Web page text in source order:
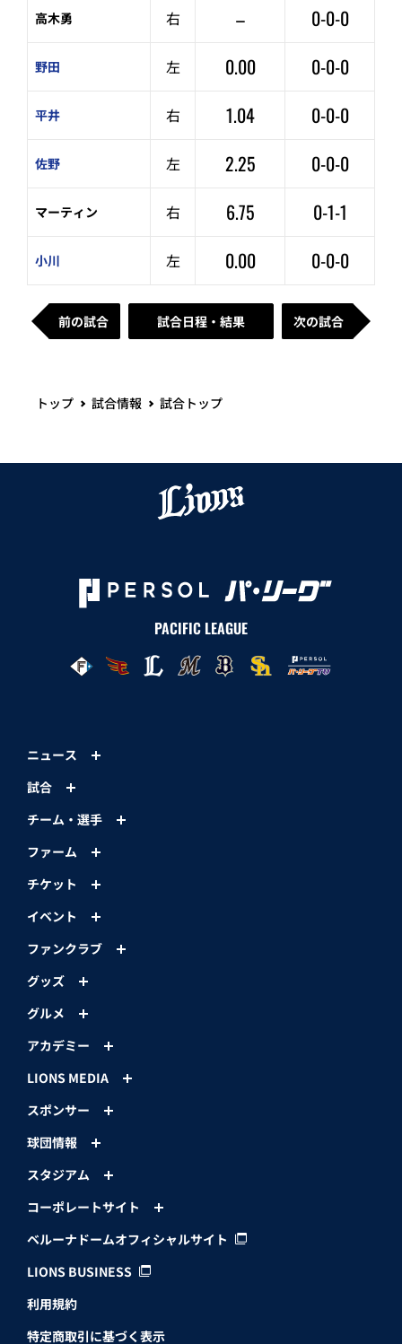
高木勇 右 – 0-0-0
野田 左 0.00 0-0-0
平井 右 1.04 0-0-0
佐野 左 2.25 0-0-0
マーティン 右 6.75 0-1-1
小川 左 0.00 0-0-0
前の試合 試合日程・結果 次の試合
トップ 試合情報 試合トップ
PACIFIC LEAGUE
ニュース
試合
チーム・選手
ファーム
チケット
イベント
ファンクラブ
グッズ
グルメ
アカデミー
LIONS MEDIA
スポンサー
球団情報
スタジアム
コーポレートサイト
ベルーナドームオフィシャルサイト
LIONS BUSINESS
利用規約
特定商取引に基づく表示